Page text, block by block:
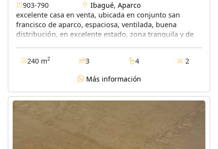
903-790 Ibagué,Aparco
excelente casa en venta, ubicada en conjunto san
francisco de aparco, espaciosa, ventilada, buena
distribución, en excelente estado, zona tranquila y de
estudio, citófono y parqueadero cubierto. él conjunto
cerrado consta de 14 casas, el lote es de 195 mtrs2,
portería, piscina, parque infantil, salón de eventos,
gimnasio, zonas verdes y vigilancia 24 horas. valor de
administración 540.000.
240 m2 3 4
2
Más información